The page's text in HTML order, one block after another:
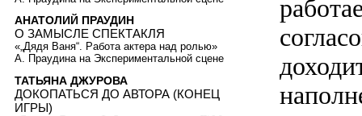
АНАТОЛИЙ ПРАУДИН
О ЗАМЫСЛЕ СПЕКТАКЛЯ
«„Дядя Ваня“. Работа актера над ролью»
А. Праудина на Экспериментальной сцене
ТАТЬЯНА ДЖУРОВА
ДОКОПАТЬСЯ ДО АВТОРА (КОНЕЦ
ИГРЫ)